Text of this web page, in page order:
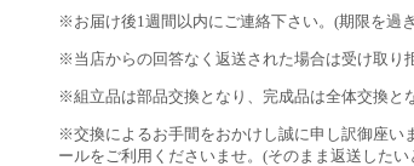
※お届け後1週間以内にご連絡下さい。(期限を過
※当店からの回答なく返送された場合は受け取り
※組立品は部品交換となり、完成品は全体交換と
※交換によるお手間をおかけし誠に申し訳御座い
ールをご利用くださいませ。(そのまま返送した